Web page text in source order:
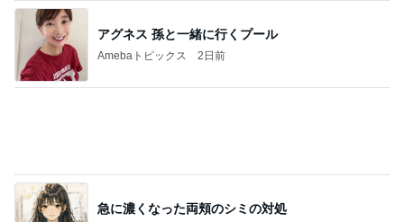
アグネス 孫と一緒に行くプール
Amebaトピックス 2日前
予報に反してなかなかやまなかった雨